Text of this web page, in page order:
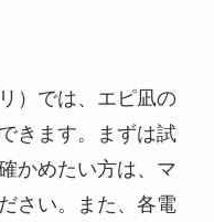
）では、エピ凪の
きます。まずは試
かめたい方は、マ
さい。また、各電